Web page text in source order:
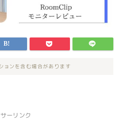
ョンを含む場合があります
ーリンク